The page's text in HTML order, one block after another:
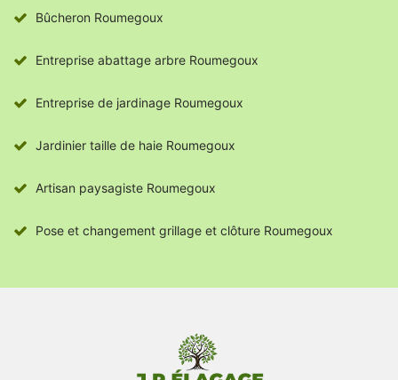
Bûcheron Roumegoux
Entreprise abattage arbre Roumegoux
Entreprise de jardinage Roumegoux
Jardinier taille de haie Roumegoux
Artisan paysagiste Roumegoux
Pose et changement grillage et clôture Roumegoux